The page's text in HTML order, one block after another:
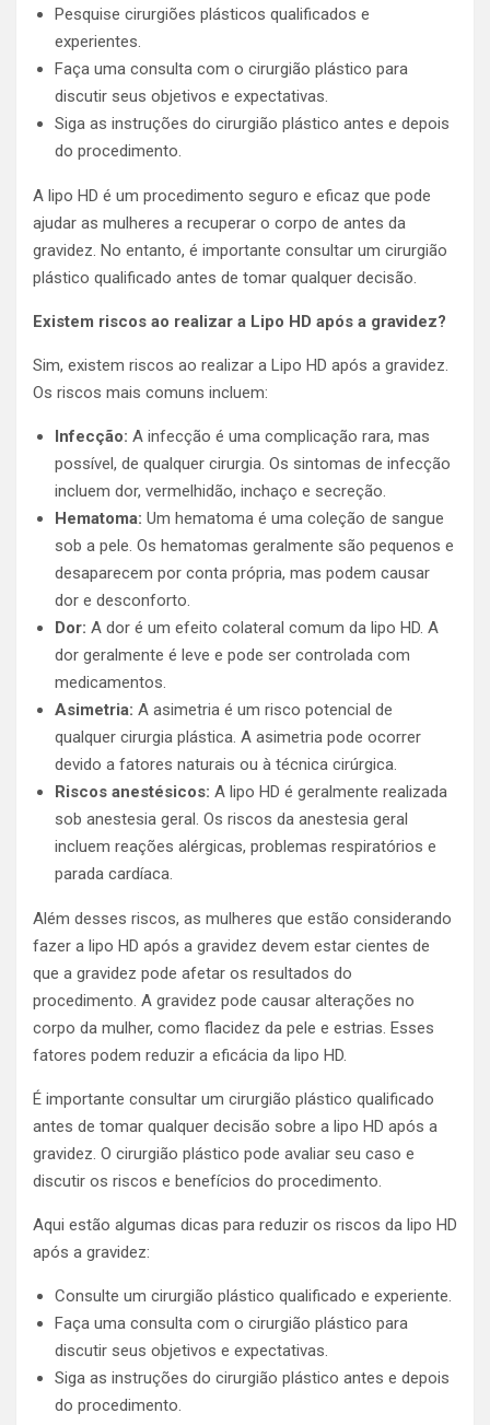
Pesquise cirurgiões plásticos qualificados e
experientes.
Faça uma consulta com o cirurgião plástico para
discutir seus objetivos e expectativas.
Siga as instruções do cirurgião plástico antes e depois
do procedimento.
A lipo HD é um procedimento seguro e eficaz que pode
ajudar as mulheres a recuperar o corpo de antes da
gravidez. No entanto, é importante consultar um cirurgião
plástico qualificado antes de tomar qualquer decisão.
Existem riscos ao realizar a Lipo HD após a gravidez?
Sim, existem riscos ao realizar a Lipo HD após a gravidez.
Os riscos mais comuns incluem:
Infecção: A infecção é uma complicação rara, mas
possível, de qualquer cirurgia. Os sintomas de infecção
incluem dor, vermelhidão, inchaço e secreção.
Hematoma: Um hematoma é uma coleção de sangue
sob a pele. Os hematomas geralmente são pequenos e
desaparecem por conta própria, mas podem causar
dor e desconforto.
Dor: A dor é um efeito colateral comum da lipo HD. A
dor geralmente é leve e pode ser controlada com
medicamentos.
Asimetria: A asimetria é um risco potencial de
qualquer cirurgia plástica. A asimetria pode ocorrer
devido a fatores naturais ou à técnica cirúrgica.
Riscos anestésicos: A lipo HD é geralmente realizada
sob anestesia geral. Os riscos da anestesia geral
incluem reações alérgicas, problemas respiratórios e
parada cardíaca.
Além desses riscos, as mulheres que estão considerando
fazer a lipo HD após a gravidez devem estar cientes de
que a gravidez pode afetar os resultados do
procedimento. A gravidez pode causar alterações no
corpo da mulher, como flacidez da pele e estrias. Esses
fatores podem reduzir a eficácia da lipo HD.
É importante consultar um cirurgião plástico qualificado
antes de tomar qualquer decisão sobre a lipo HD após a
gravidez. O cirurgião plástico pode avaliar seu caso e
discutir os riscos e benefícios do procedimento.
Aqui estão algumas dicas para reduzir os riscos da lipo HD
após a gravidez:
Consulte um cirurgião plástico qualificado e experiente.
Faça uma consulta com o cirurgião plástico para
discutir seus objetivos e expectativas.
Siga as instruções do cirurgião plástico antes e depois
do procedimento.